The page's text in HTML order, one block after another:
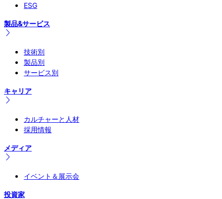
ESG
製品&サービス
技術別
製品別
サービス別
キャリア
カルチャーと人材
採用情報
メディア
イベント＆展示会
投資家